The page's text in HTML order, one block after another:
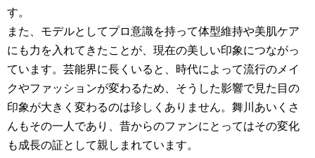
す。
また、モデルとしてプロ意識を持って体型維持や美肌ケア
にも力を入れてきたことが、現在の美しい印象につながっ
ています。芸能界に長くいると、時代によって流行のメイ
クやファッションが変わるため、そうした影響で見た目の
印象が大きく変わるのは珍しくありません。舞川あいくさ
んもその一人であり、昔からのファンにとってはその変化
も成長の証として親しまれています。